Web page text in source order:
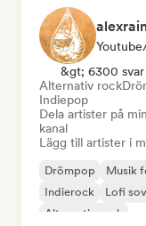
&gt; 6300 svar
Alternativ rock
Indiepop
Dela artister på
kanal
Lägg till artister i
Drömpop Musik
Indierock
Lofi
Alternativ rock